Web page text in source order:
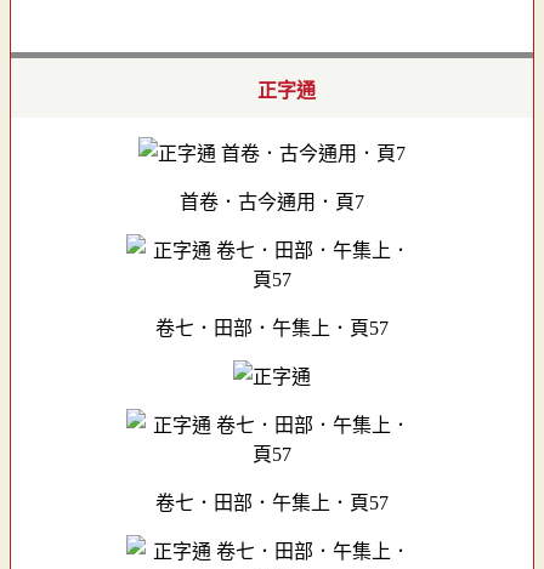
正字通
首卷．古今通用．頁7
卷七．田部．午集上．頁57
卷七．田部．午集上．頁57